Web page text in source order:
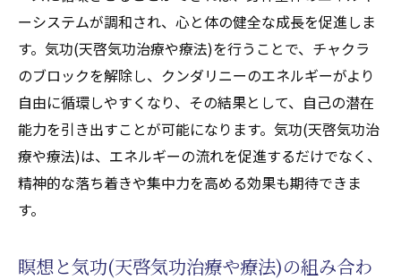
ーシステムが調和され、心と体の健全な成長を促進しま
す。気功(天啓気功治療や療法)を行うことで、チャクラ
のブロックを解除し、クンダリニーのエネルギーがより
自由に循環しやすくなり、その結果として、自己の潜在
能力を引き出すことが可能になります。気功(天啓気功治
療や療法)は、エネルギーの流れを促進するだけでなく、
精神的な落ち着きや集中力を高める効果も期待できま
す。
瞑想と気功(天啓気功治療や療法)の組み合わ